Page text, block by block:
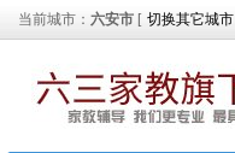
当前城市： 六安市 [ 切换其它城市